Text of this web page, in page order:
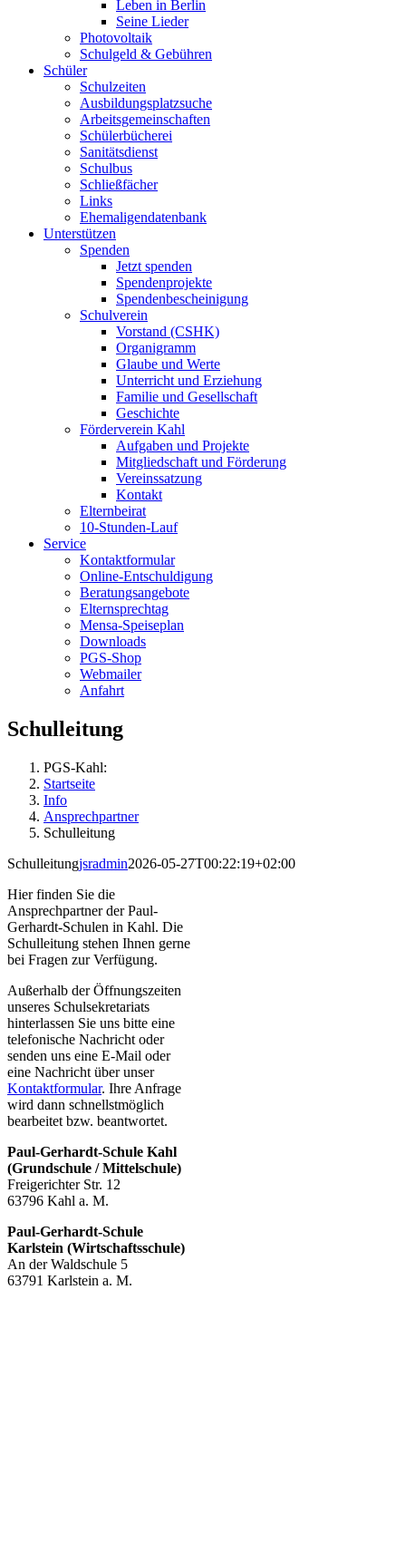
Leben in Berlin
Seine Lieder
Photovoltaik
Schulgeld & Gebühren
Schüler
Schulzeiten
Ausbildungsplatzsuche
Arbeitsgemeinschaften
Schülerbücherei
Sanitätsdienst
Schulbus
Schließfächer
Links
Ehemaligendatenbank
Unterstützen
Spenden
Jetzt spenden
Spendenprojekte
Spendenbescheinigung
Schulverein
Vorstand (CSHK)
Organigramm
Glaube und Werte
Unterricht und Erziehung
Familie und Gesellschaft
Geschichte
Förderverein Kahl
Aufgaben und Projekte
Mitgliedschaft und Förderung
Vereinssatzung
Kontakt
Elternbeirat
10-Stunden-Lauf
Service
Kontaktformular
Online-Entschuldigung
Beratungsangebote
Elternsprechtag
Mensa-Speiseplan
Downloads
PGS-Shop
Webmailer
Anfahrt
Schulleitung
PGS-Kahl:
Startseite
Info
Ansprechpartner
Schulleitung
Schulleitungjsradmin2026-05-27T00:22:19+02:00
Hier finden Sie die
Ansprechpartner der Paul-
Gerhardt-Schulen in Kahl. Die
Schulleitung stehen Ihnen gerne
bei Fragen zur Verfügung.
Außerhalb der Öffnungszeiten
unseres Schulsekretariats
hinterlassen Sie uns bitte eine
telefonische Nachricht oder
senden uns eine E-Mail oder
eine Nachricht über unser
Kontaktformular. Ihre Anfrage
wird dann schnellstmöglich
bearbeitet bzw. beantwortet.
Paul-Gerhardt-Schule Kahl
(Grundschule / Mittelschule)
Freigerichter Str. 12
63796 Kahl a. M.
Paul-Gerhardt-Schule
Karlstein (Wirtschaftsschule)
An der Waldschule 5
63791 Karlstein a. M.